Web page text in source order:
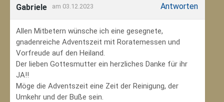
Gabriele am 03.12.2023 Antworten
Allen Mitbetern wünsche ich eine gesegnete,
gnadenreiche Adventszeit mit Roratemessen und
Vorfreude auf den Heiland.
Der lieben Gottesmutter ein herzliches Danke für ihr
JA!!
Möge die Adventszeit eine Zeit der Reinigung, der
Umkehr und der Buße sein.